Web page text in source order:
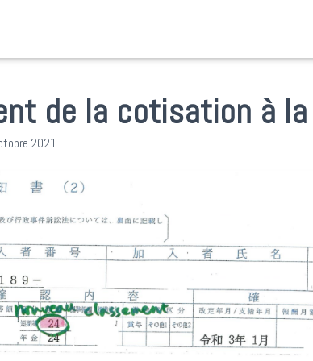
de la cotisation à
2021